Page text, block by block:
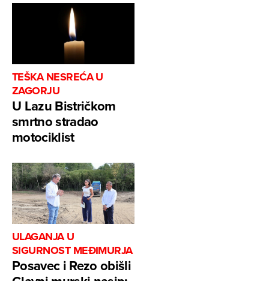
TEŠKA NESREĆA U
ZAGORJU
U Lazu Bistričkom
smrtno stradao
motociklist
ULAGANJA U
SIGURNOST MEĐIMURJA
Posavec i Rezo obišli